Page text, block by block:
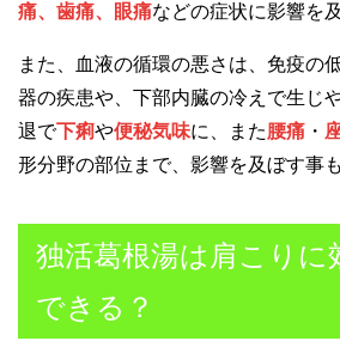
痛、歯痛、眼痛などの症状に影響を
また、血液の循環の悪さは、免疫の
器の疾患や、下部内臓の冷えで生じ
退で下痢や便秘気味に、また腰痛 ・
形分野の部位まで、影響を及ぼす事
独活葛根湯は肩こりに
できる？